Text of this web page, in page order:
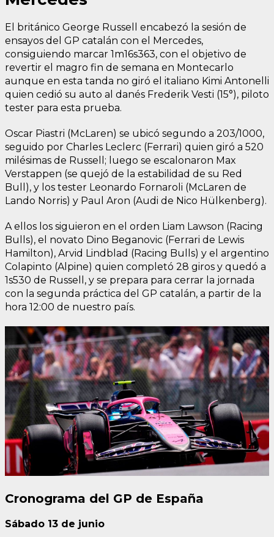
El británico George Russell encabezó la sesión de
ensayos del GP catalán con el Mercedes,
consiguiendo marcar 1m16s363, con el objetivo de
revertir el magro fin de semana en Montecarlo
aunque en esta tanda no giró el italiano Kimi Antonelli
quien cedió su auto al danés Frederik Vesti (15°), piloto
tester para esta prueba.
Oscar Piastri (McLaren) se ubicó segundo a 203/1000,
seguido por Charles Leclerc (Ferrari) quien giró a 520
milésimas de Russell; luego se escalonaron Max
Verstappen (se quejó de la estabilidad de su Red
Bull), y los tester Leonardo Fornaroli (McLaren de
Lando Norris) y Paul Aron (Audi de Nico Hülkenberg).
A ellos los siguieron en el orden Liam Lawson (Racing
Bulls), el novato Dino Beganovic (Ferrari de Lewis
Hamilton), Arvid Lindblad (Racing Bulls) y el argentino
Colapinto (Alpine) quien completó 28 giros y quedó a
1s530 de Russell, y se prepara para cerrar la jornada
con la segunda práctica del GP catalán, a partir de la
hora 12:00 de nuestro país.
Cronograma del GP de España
Sábado 13 de junio